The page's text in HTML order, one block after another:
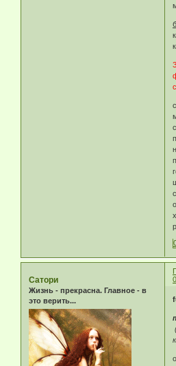
Сатори
Жизнь - прекрасна. Главное - в
это верить...